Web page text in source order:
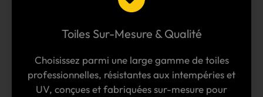
Toiles Sur-Mesure & Qualité
Choisissez parmi une large gamme de toiles
professionnelles, résistantes aux intempéries et
UV, conçues et fabriquées sur-mesure pour